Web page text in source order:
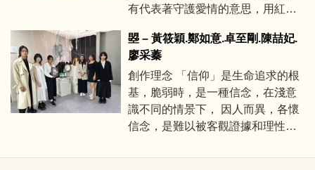
有代表著守護愛情的意思，用紅白
的愛 2. 蛇：因為蛇有再生、不朽的
意思，所以設計出一隻手是青山黑
蛇另一隻手則是枯山 和蛇骨 3. 白
鹿：是有純樸善良的意涵，設計者
想展現出鹿的仙氣感所以搭配蓮
花，而蓮花則 是有清新脫俗的意思
醉我獨醒」是設計者主要想傳達的
曌 – 黃筱穎.鄭如意.卓至剛.陳喆妃.
廖采蓁
創作理念 「信仰」是生命追求的根
基，脆弱時，是一種信念，在淺意
識不同的情景下， 因人而異，各懷
信念，是難以被客觀證據和理性分
認為是什麼呢？